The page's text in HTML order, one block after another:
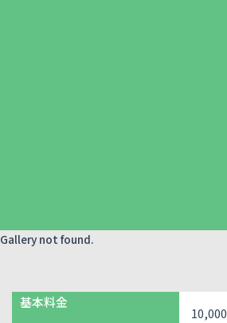
Gallery not found.
基本料金
10,000